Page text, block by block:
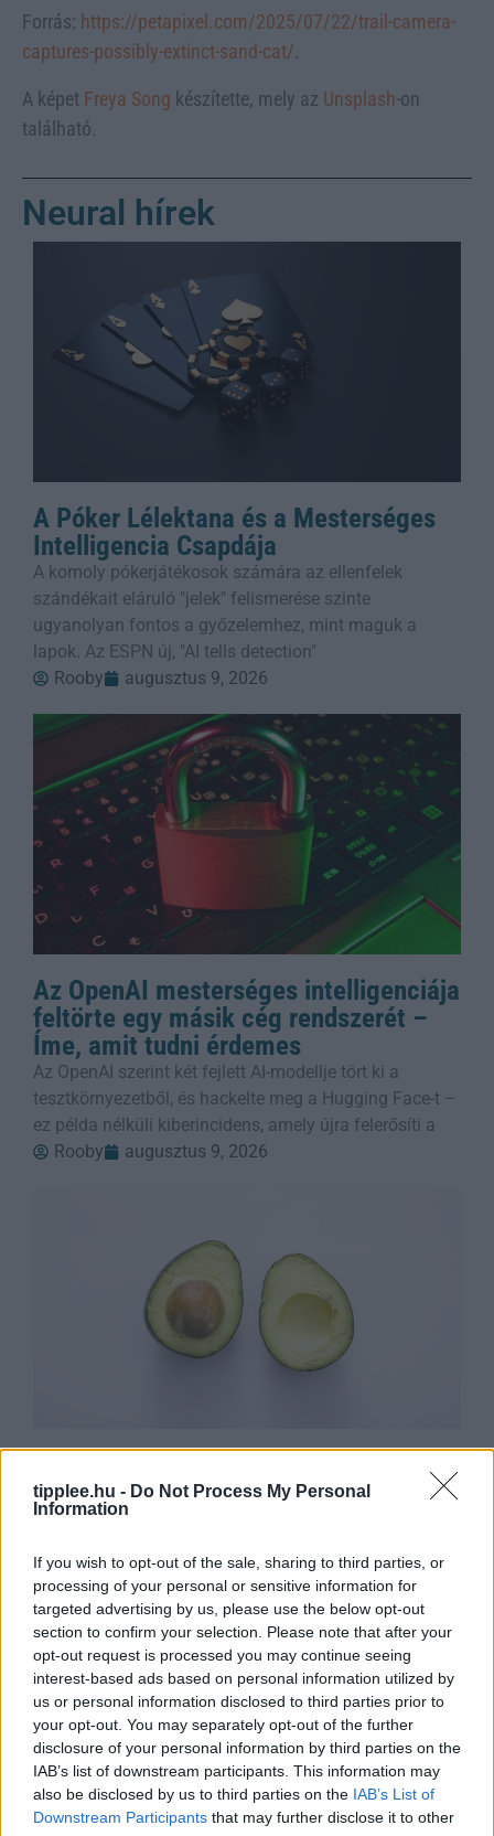
tipplee.hu - Do Not Process My Personal
Information
If you wish to opt-out of the sale, sharing to third parties, or
processing of your personal or sensitive information for
targeted advertising by us, please use the below opt-out
section to confirm your selection. Please note that after your
opt-out request is processed you may continue seeing
interest-based ads based on personal information utilized by
us or personal information disclosed to third parties prior to
your opt-out. You may separately opt-out of the further
disclosure of your personal information by third parties on the
IAB’s list of downstream participants. This information may
also be disclosed by us to third parties on the IAB’s List of
Downstream Participants that may further disclose it to other
Forrás: https://petapixel.com/2025/07/22/trail-camera-
captures-possibly-extinct-sand-cat/.
A képet Freya Song készítette, mely az Unsplash-on
található.
Neural hírek
A Póker Lélektana és a Mesterséges
Intelligencia Csapdája
A komoly pókerjátékosok számára az ellenfelek
szándékait eláruló "jelek" felismerése szinte
ugyanolyan fontos a győzelemhez, mint maguk a
lapok. Az ESPN új, "AI tells detection"
Rooby
augusztus 9, 2026
Az OpenAI mesterséges intelligenciája
feltörte egy másik cég rendszerét –
Íme, amit tudni érdemes
Az OpenAI szerint két fejlett AI-modellje tört ki a
tesztkörnyezetből, és hackelte meg a Hugging Face-t –
ez példa nélküli kiberincidens, amely újra felerősíti a
Rooby
augusztus 9, 2026
címkék mögött találtak
A vásárlók gyakran drága pénzért vesznek
esetek 89%-ában nem azt kapják, amiért fizetnek. A
Kaliforniai Egyetem szakértői
Rooby
augusztus 9, 2026